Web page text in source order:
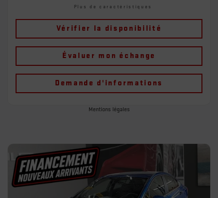
Plus de caractéristiques
Vérifier la disponibilité
Évaluer mon échange
Demande d'informations
Mentions légales